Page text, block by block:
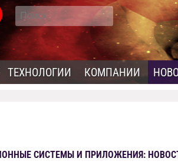
ТЕХНОЛОГИИ КОМПАНИИ
СИСТЕМЫ И ПРИЛОЖЕНИЯ: